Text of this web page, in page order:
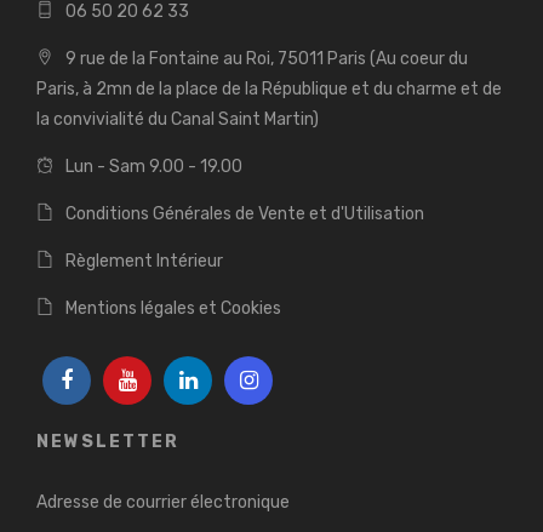
06 50 20 62 33
9 rue de la Fontaine au Roi, 75011 Paris (Au coeur du
Paris, à 2mn de la place de la République et du charme et de
la convivialité du Canal Saint Martin)
Lun - Sam 9.00 - 19.00
Conditions Générales de Vente et d'Utilisation
Règlement Intérieur
Mentions légales et Cookies
NEWSLETTER
Adresse de courrier électronique